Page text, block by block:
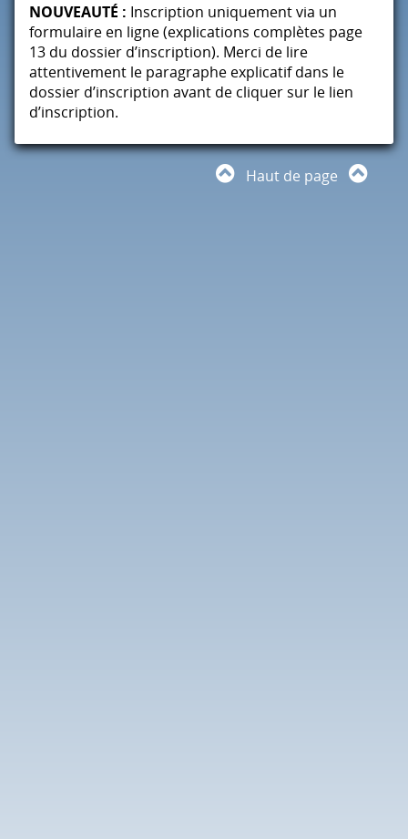
NOUVEAUTÉ : Inscription uniquement via un
formulaire en ligne (explications complètes page
13 du dossier d’inscription). Merci de lire
attentivement le paragraphe explicatif dans le
dossier d’inscription avant de cliquer sur le lien
d’inscription.
Haut de page